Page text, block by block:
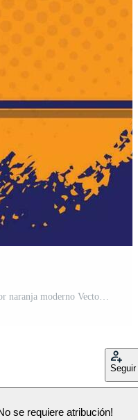
Seguir
se requiere atribución!